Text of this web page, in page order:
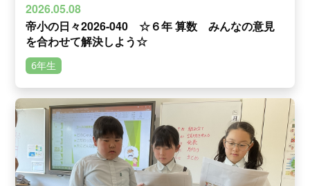
2026.05.08
帝小の日々2026-040 ☆６年 算数 みんなの意見
を合わせて解決しよう☆
6年生